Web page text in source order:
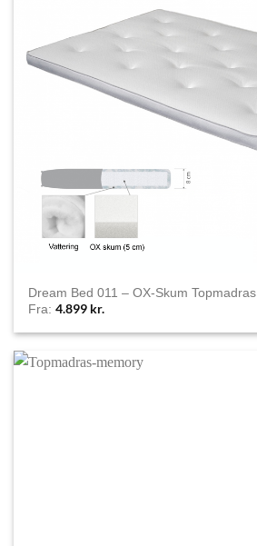
Dream Bed 011 – OX-Skum Topmadras
Fra:4.899 kr.